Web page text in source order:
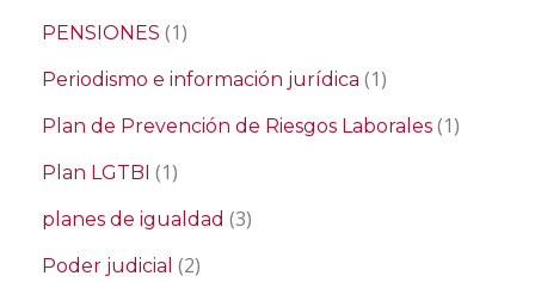
PENSIONES (1)
Periodismo e información jurídica (1)
Plan de Prevención de Riesgos Laborales (1)
Plan LGTBI (1)
planes de igualdad (3)
Poder judicial (2)